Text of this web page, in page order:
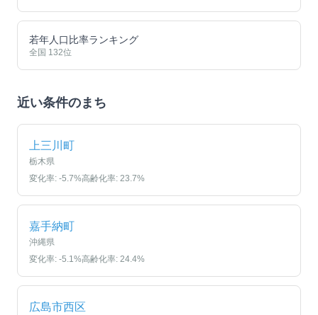
若年人口比率ランキング
全国 132位
近い条件のまち
上三川町
栃木県
変化率: -5.7%高齢化率: 23.7%
嘉手納町
沖縄県
変化率: -5.1%高齢化率: 24.4%
広島市西区